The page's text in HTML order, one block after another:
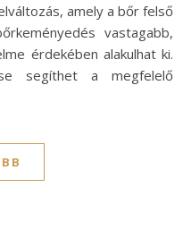
amely a bőr felső
vastagabb,
érdekében alakulhat ki.
segíthet a megfelelő